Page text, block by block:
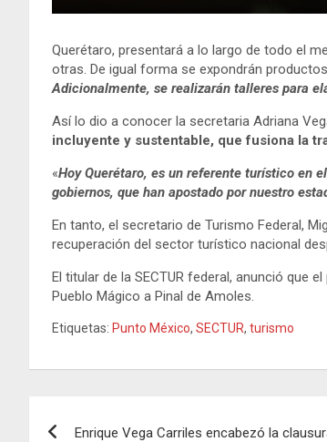
Querétaro, presentará a lo largo de todo el
otras. De igual forma se expondrán
Adicionalmente, se realizarán talleres para
Así lo dio a conocer la secretaria Adriana
incluyente y sustentable, que fusiona la
«Hoy Querétaro, es un referente turístico en
gobiernos, que han apostado por nuestro
En tanto, el secretario de Turismo Federal,
recuperación del sector turístico nacional
El titular de la SECTUR federal, anunció que
Pueblo Mágico a Pinal de Amoles.
Etiquetas: Punto México, SECTUR, turismo
Enrique Vega Carriles encabezó la